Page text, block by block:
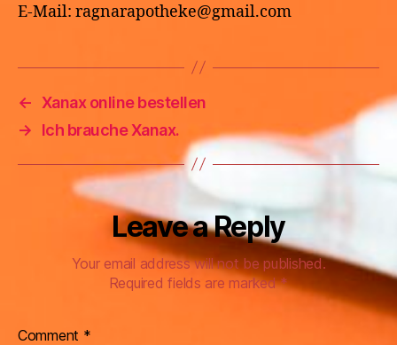
E-Mail: ragnarapotheke@gmail.com
←
Xanax online bestellen
→
Ich brauche Xanax.
Leave a Reply
Your email address will not be published.
Required fields are marked*
Comment *